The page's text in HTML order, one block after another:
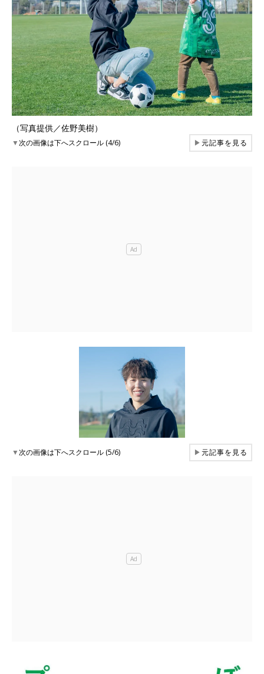
（写真提供／佐野美樹）
▼次の画像は下へスクロール (4/6) ▶元記事を見る
▼次の画像は下へスクロール (5/6) ▶元記事を見る